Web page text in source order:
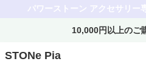
パワーストーン アクセサリー
10,000円以上のご
STONe Pia